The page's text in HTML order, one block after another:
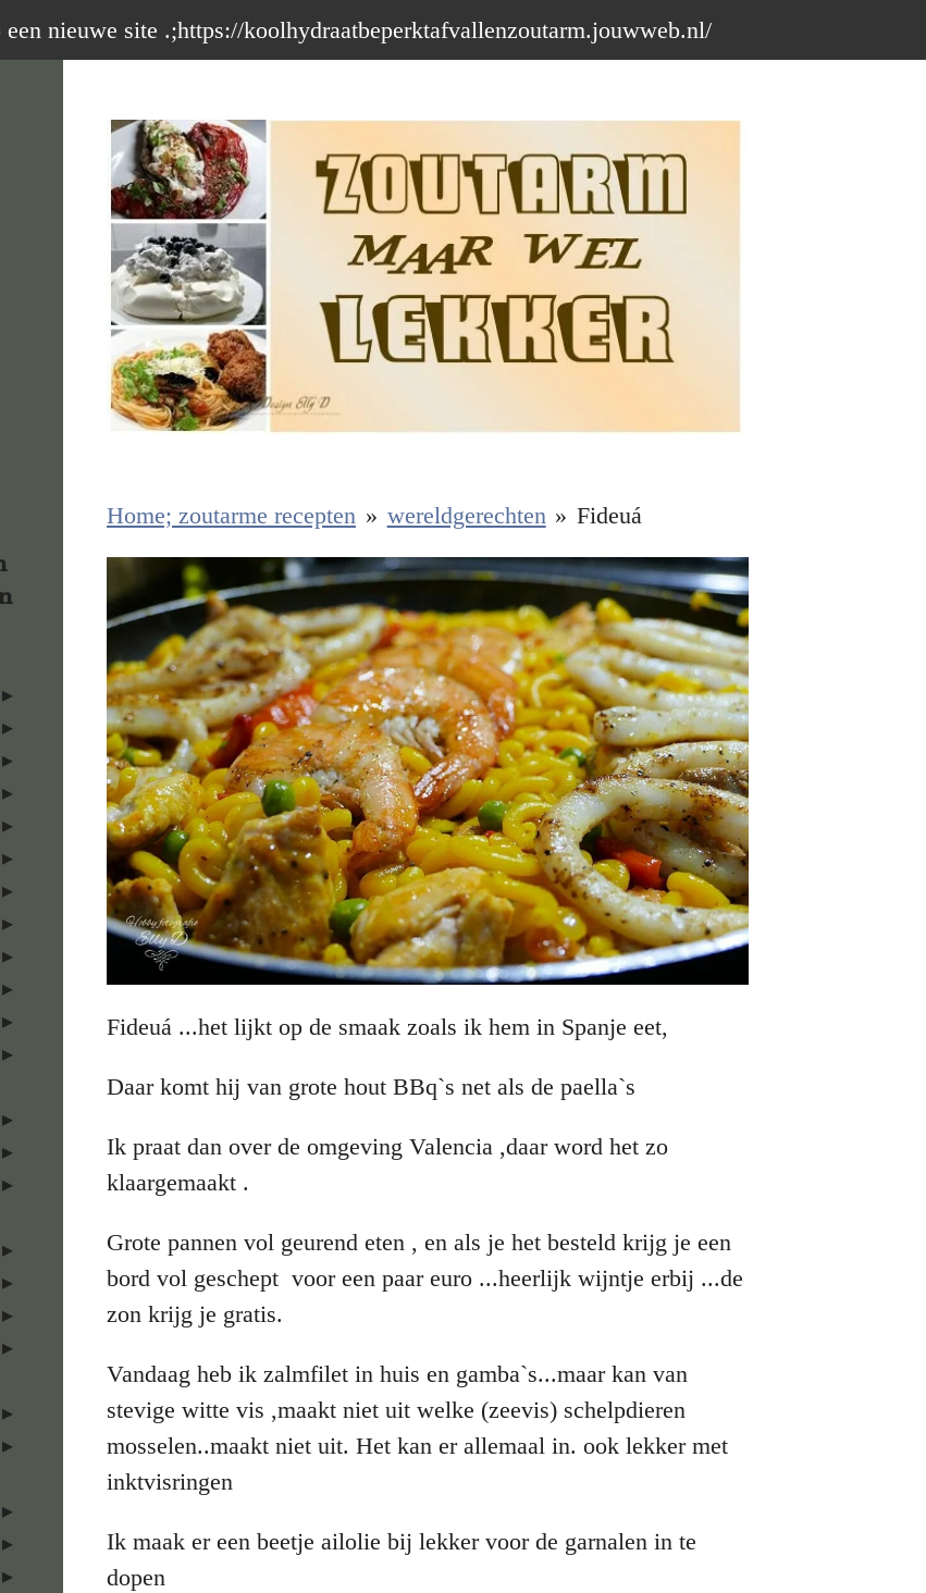
nieuwe site .;https://koolhydraatbeperktafvallenzoutarm.jouwweb.nl/
Home; zoutarme recepten » wereldgerechten » Fideuá
Fideuá ...het lijkt op de smaak zoals ik hem in Spanje eet,
Daar komt hij van grote hout BBq`s net als de paella`s
Ik praat dan over de omgeving Valencia ,daar word het zo
klaargemaakt .
Grote pannen vol geurend eten , en als je het besteld krijg je een
bord vol geschept voor een paar euro ...heerlijk wijntje erbij ...de
zon krijg je gratis.
Vandaag heb ik zalmfilet in huis en gamba`s...maar kan van
stevige witte vis ,maakt niet uit welke (zeevis) schelpdieren
mosselen..maakt niet uit. Het kan er allemaal in. ook lekker met
inktvisringen
Ik maak er een beetje ailolie bij lekker voor de garnalen in te
dopen